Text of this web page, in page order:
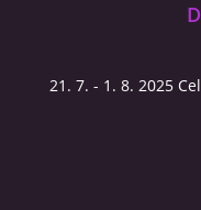
21. 7. - 1. 8. 2025